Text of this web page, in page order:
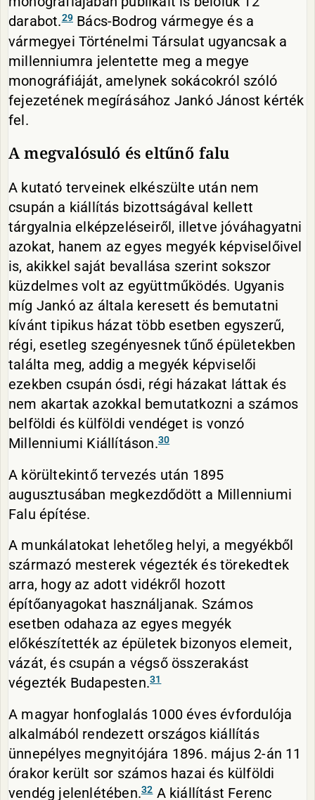
darabot.29 Bács-Bodrog vármegye és a
vármegyei Történelmi Társulat ugyancsak a
millenniumra jelentette meg a megye
monográfiáját, amelynek sokácokról szóló
fejezetének megírásához Jankó Jánost kérték
fel.
A megvalósuló és eltűnő falu
A kutató terveinek elkészülte után nem
csupán a kiállítás bizottságával kellett
tárgyalnia elképzeléseiről, illetve jóváhagyatni
azokat, hanem az egyes megyék képviselőivel
is, akikkel saját bevallása szerint sokszor
küzdelmes volt az együttműködés. Ugyanis
míg Jankó az általa keresett és bemutatni
kívánt tipikus házat több esetben egyszerű,
régi, esetleg szegényesnek tűnő épületekben
találta meg, addig a megyék képviselői
ezekben csupán ósdi, régi házakat láttak és
nem akartak azokkal bemutatkozni a számos
belföldi és külföldi vendéget is vonzó
Millenniumi Kiállításon.30
A körültekintő tervezés után 1895
augusztusában megkezdődött a Millenniumi
Falu építése.
A munkálatokat lehetőleg helyi, a megyékből
származó mesterek végezték és törekedtek
arra, hogy az adott vidékről hozott
építőanyagokat használjanak. Számos
esetben odahaza az egyes megyék
előkészítették az épületek bizonyos elemeit,
vázát, és csupán a végső összerakást
végezték Budapesten.31
A magyar honfoglalás 1000 éves évfordulója
alkalmából rendezett országos kiállítás
ünnepélyes megnyitójára 1896. május 2-án 11
órakor került sor számos hazai és külföldi
vendég jelenlétében.32A kiállítást Ferenc